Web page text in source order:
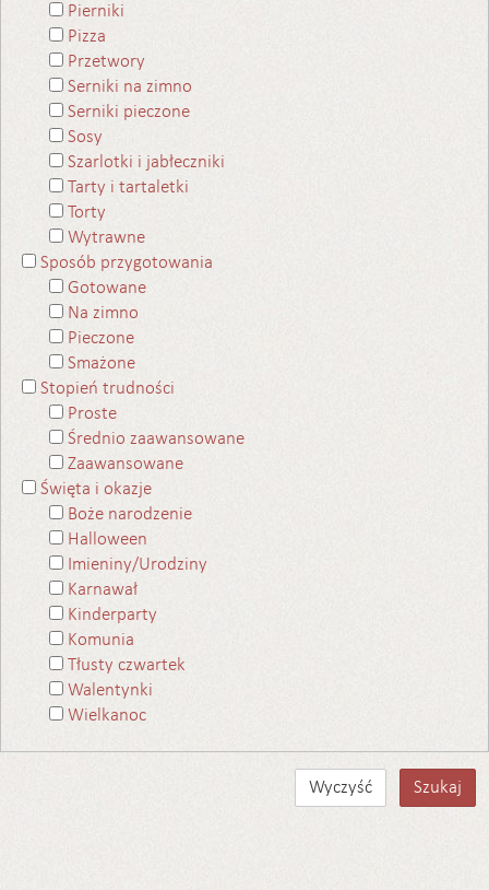
Pierniki
Pizza
Przetwory
Serniki na zimno
Serniki pieczone
Sosy
Szarlotki i jabłeczniki
Tarty i tartaletki
Torty
Wytrawne
Sposób przygotowania
Gotowane
Na zimno
Pieczone
Smażone
Stopień trudności
Proste
Średnio zaawansowane
Zaawansowane
Święta i okazje
Boże narodzenie
Halloween
Imieniny/Urodziny
Karnawał
Kinderparty
Komunia
Tłusty czwartek
Walentynki
Wielkanoc